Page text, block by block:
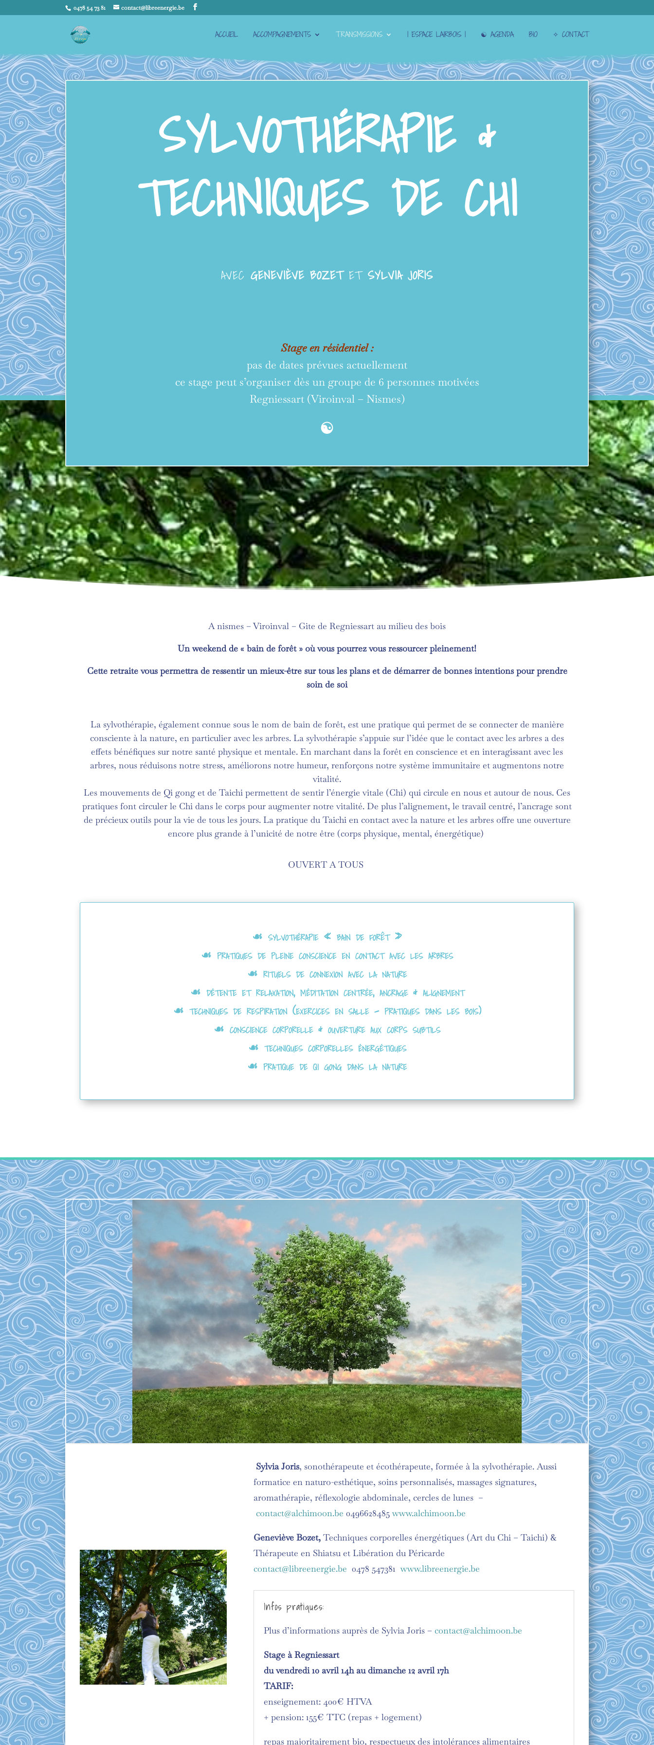
0478 54 73 81 contact@libreenergie.be
ACCUEIL ACCOMPAGNEMENTS TRANSMISSIONS | ESPACE LAIRBOIS | ☯︎ AGENDA BIO ✧ CONTACT
SYLVOTHÉRAPIE &
TECHNIQUES DE CHI
AVEC GENEVIÈVE BOZET ETSYLVIA JORIS
Stage en résidentiel :
pas de dates prévues actuellement
ce stage peut s’organiser dès un groupe de 6 personnes motivées
Regniessart (Viroinval – Nismes)
☯︎
A nismes – Viroinval – Gite de Regniessart au milieu des bois
Un weekend de « bain de forêt » où vous pourrez vous ressourcer pleinement!
Cette retraite vous permettra de ressentir un mieux-être sur tous les plans et de démarrer de bonnes intentions pour prendre
soin de soi
La sylvothérapie, également connue sous le nom de bain de forêt, est une pratique qui permet de se connecter de manière
consciente à la nature, en particulier avec les arbres. La sylvothérapie s’appuie sur l’idée que le contact avec les arbres a des
effets bénéfiques sur notre santé physique et mentale. En marchant dans la forêt en conscience et en interagissant avec les
arbres, nous réduisons notre stress, améliorons notre humeur, renforçons notre système immunitaire et augmentons notre
vitalité.
Les mouvements de Qi gong et de Taichi permettent de sentir l’énergie vitale (Chi) qui circule en nous et autour de nous. Ces
pratiques font circuler le Chi dans le corps pour augmenter notre vitalité. De plus l’alignement, le travail centré, l’ancrage sont
de précieux outils pour la vie de tous les jours. La pratique du Taichi en contact avec la nature et les arbres offre une ouverture
encore plus grande à l’unicité de notre être (corps physique, mental, énergétique)
OUVERT A TOUS
☙ sylvothérapie « bain de forêt »
☙ pratiques de pleine conscience en contact avec les arbres
☙ rituels de connexion avec la nature
☙ détente et relaxation, méditation centrée, ancrage & alignement
☙ techniques de respiration (exercices en salle – pratiques dans les bois)
☙ conscience corporelle & ouverture aux corps subtils
☙ techniques corporelles énergétiques
☙ pratique de qi gong dans la nature
Sylvia Joris, sonothérapeute et écothérapeute, formée à la sylvothérapie. Aussi
formatice en naturo-esthétique, soins personnalisés, massages signatures,
aromathérapie, réflexologie abdominale, cercles de lunes –
contact@alchimoon.be 0496628485 www.alchimoon.be
Geneviève Bozet, Techniques corporelles énergétiques (Art du Chi – Taichi) &
Thérapeute en Shiatsu et Libération du Péricarde
contact@libreenergie.be 0478 547381www.libreenergie.be
Infos pratiques:
Plus d’informations auprès de Sylvia Joris – contact@alchimoon.be
Stage à Regniessart
du vendredi 10 avril 14h au dimanche 12 avril 17h
TARIF:
enseignement: 400€ HTVA
+ pension: 155€ TTC (repas + logement)
repas majoritairement bio, respectueux des intolérances alimentaires